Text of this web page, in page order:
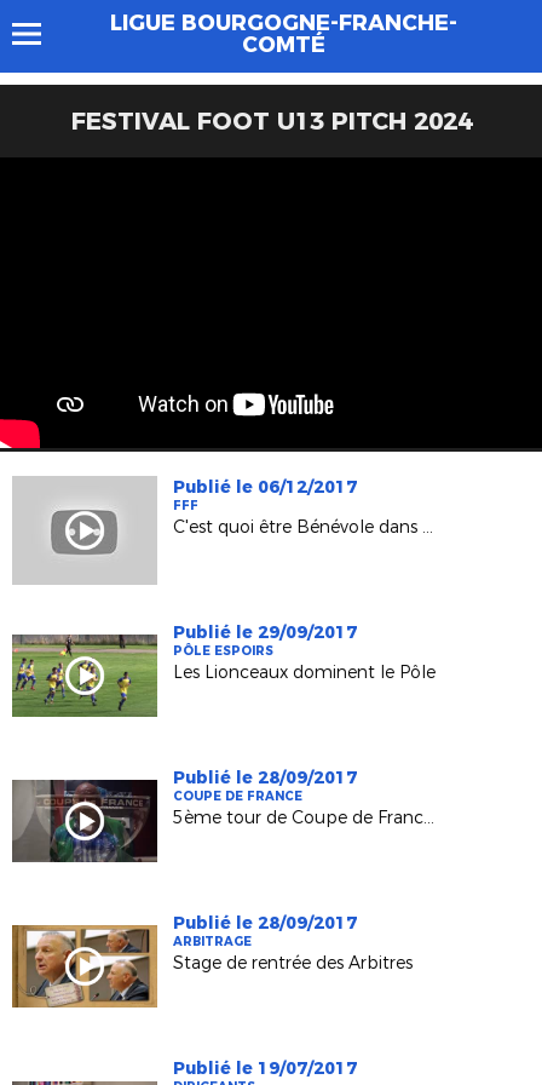
LIGUE BOURGOGNE-FRANCHE-
COMTÉ
FESTIVAL FOOT U13 PITCH 2024
Publié le 06/12/2017
FFF
C'est quoi être Bénévole dans un club ?
Publié le 29/09/2017
PÔLE ESPOIRS
Les Lionceaux dominent le Pôle
Publié le 28/09/2017
COUPE DE FRANCE
5ème tour de Coupe de France : Les réactions d'après-tirage
Publié le 28/09/2017
ARBITRAGE
Stage de rentrée des Arbitres
Publié le 19/07/2017